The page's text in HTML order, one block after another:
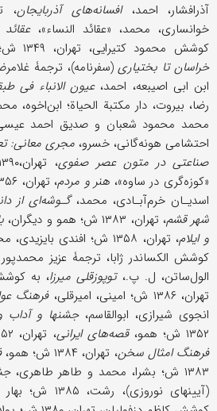
آذرافشار، احمد، افسانه‌های آذربایجان
خوانساری، محمد، «عقائد ‌النساء»،
کوشش محمود کتیرایی، تهران، ۱۳۴۹ ش؛ آلمانی، هانری ‌رنه دُ،
خراسان تا بختیاری
ابن ابی اصیبعه، احمد،عیون الانباء فی
رضا، بیروت، دار مکتبة الحیاة؛ ابن‌اخوه،
احتشامی هونه‌گانی، خسرو، مجری معانی:
صناعتی در متون عصر صفوی
«کوزه‌گری در ساوه»، هنر و مردم
اسدیـان خرم‌آبـادی، محمد،گـوشه‌ای از
شهر قشم، تهران، ۱۳۸۳ ش؛ همو و دیگران،
و ایلام، تهران، ۱۳۵۸ ش؛ افندی بایزیدی، محمود،
الول‌ساتن، ل. پ.،توپوز‌قلی میرزا، به
تهران، ۱۳۸۶ ش؛ امینی، امیرقلی،
فرهنگ
انجوی ‌شیرازی، ابوالقاسم،جشنها و آداب
۱۳۵۲ ش؛ همو،
قصه‌های ایرانی، تهران، ۱۳۵۲-۱۳۵۳ ش؛ انوری، حسن،
فرهنگ امثال سخن، تهران، ۱۳۸۴ ش؛ همو،
۱۳۸۳ ش؛ بشرا، محمد و طاهر طاهری،
(آیینهای نوروزی)، رشت، ۱۳۸۵ ش؛ بهار عجم،